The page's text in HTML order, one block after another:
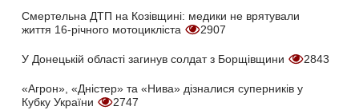
Смертельна ДТП на Козівщині: медики не врятували
життя 16-річного мотоцикліста
2907
У Донецькій області загинув солдат з Борщівщини 2843
«Агрон», «Дністер» та «Нива» дізналися суперників у
Кубку України
2747